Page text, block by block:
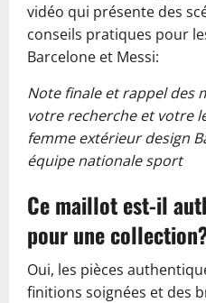
vidéo qui présente des
conseils pratiques pour
Barcelone et Messi:
Note finale et rappel des
votre recherche et votre
femme extérieur design
équipe nationale sport
Ce maillot est-il
pour une
Oui, les pièces
finitions soignées et des